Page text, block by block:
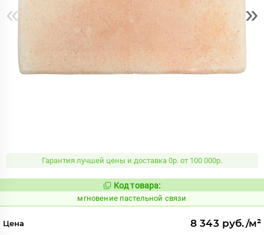
« »
Гарантия лучшей цены и доставка 0р. от 100 000р.
Код:
946211
Код товара:
мгновение пастельной связи
Цена 8 343 руб./м²